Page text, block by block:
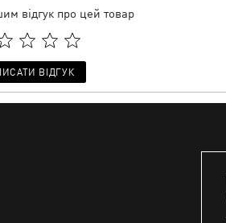
відгук про цей товар
ВІДГУК